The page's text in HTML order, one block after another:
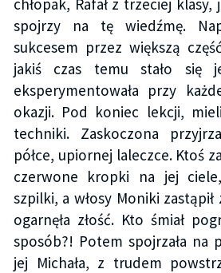
spojrzy na tę wiedźmę.
sukcesem przez większą
jakiś czas temu stało się
eksperymentowała przy
okazji. Pod koniec lekcji,
techniki. Zaskoczona
półce, upiornej laleczce. Ktoś
czerwone kropki na jej
szpilki, a włosy Moniki zastąpił
ogarnęła złość. Kto śmiał
sposób?! Potem spojrzała na
jej Michała, z trudem